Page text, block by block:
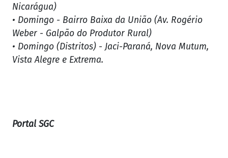
Nicarágua)
• Domingo - Bairro Baixa da União (Av. Rogério
Weber - Galpão do Produtor Rural)
• Domingo (Distritos) - Jaci-Paraná, Nova Mutum,
Vista Alegre e Extrema.
Portal SGC